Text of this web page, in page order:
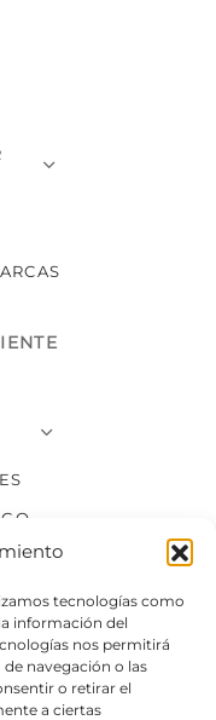
tecnologías como
información del
nos permitirá
navegación o las
o retirar el
a ciertas